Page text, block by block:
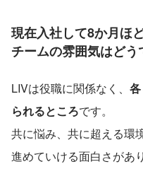
現在入社して8か月ほ
チームの雰囲気はどう
LIVは役職に関係なく、
られるところです。
共に悩み、共に超える環
進めていける面白さがあ